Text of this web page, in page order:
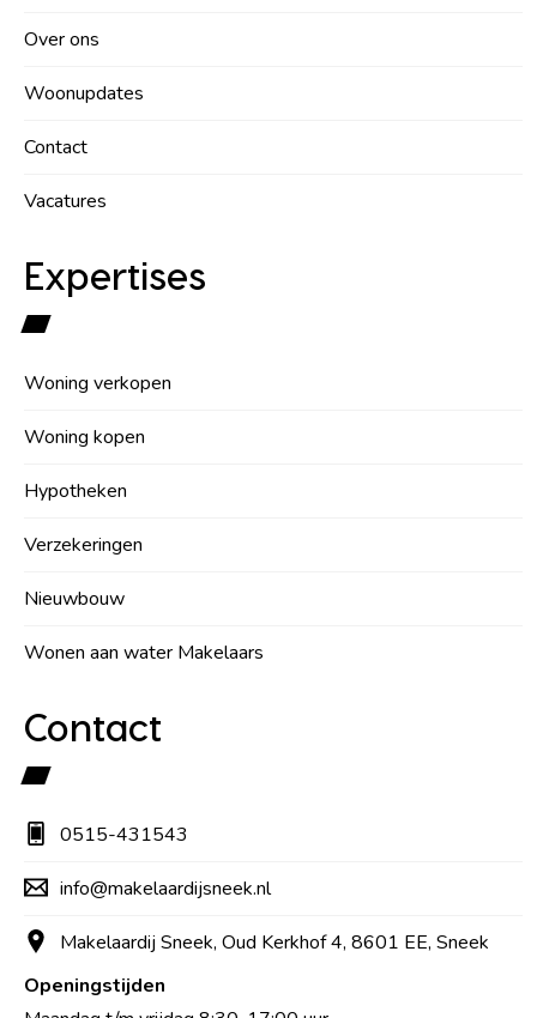
Over ons
Woonupdates
Contact
Vacatures
Expertises
Woning verkopen
Woning kopen
Hypotheken
Verzekeringen
Nieuwbouw
Wonen aan water Makelaars
Contact
0515-431543
info@makelaardijsneek.nl
Makelaardij Sneek, Oud Kerkhof 4, 8601 EE, Sneek
Openingstijden